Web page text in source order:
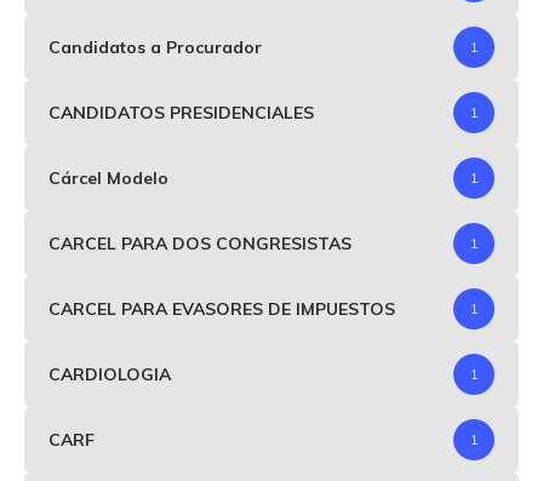
Candidatos a Procurador 1
CANDIDATOS PRESIDENCIALES 1
Cárcel Modelo 1
CARCEL PARA DOS CONGRESISTAS 1
CARCEL PARA EVASORES DE IMPUESTOS 1
CARDIOLOGIA 1
CARF 1